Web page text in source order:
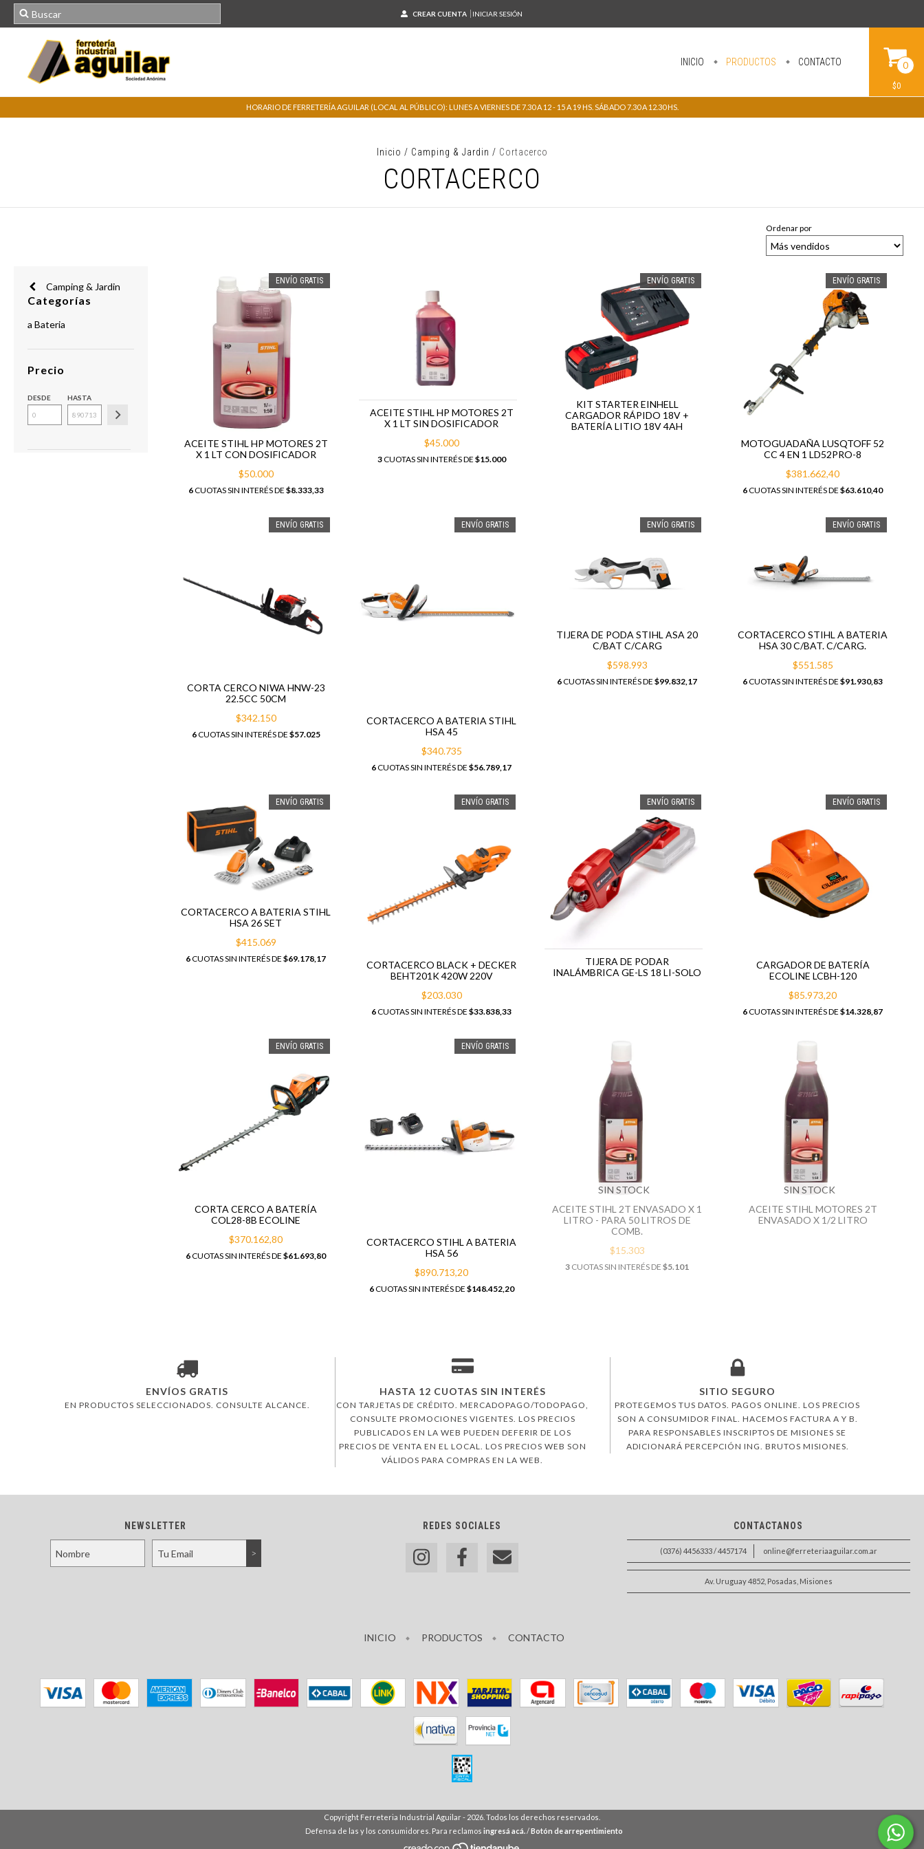
CREAR CUENTA INICIAR SESIÓN
INICIO PRODUCTOS CONTACTO 0
$0
HORARIO DE FERRETERÍA AGUILAR (LOCAL AL PÚBLICO): LUNES A VIERNES DE 7.30 A 12 - 15 A 19 HS. SÁBADO 7.30 A 12.30 HS.
Inicio / Camping & Jardin / Cortacerco
CORTACERCO
Ordenar por
Camping & Jardin
Categorías
a Bateria
Precio
DESDE HASTA
ENVÍO GRATIS
ACEITE STIHL HP MOTORES 2T
X 1 LT CON DOSIFICADOR
$50.000
6CUOTAS SIN INTERÉS DE $8.333,33
ACEITE STIHL HP MOTORES 2T
X 1 LT SIN DOSIFICADOR
$45.000
3CUOTAS SIN INTERÉS DE $15.000
ENVÍO GRATIS
KIT STARTER EINHELL
CARGADOR RÁPIDO 18V +
BATERÍA LITIO 18V 4AH
ENVÍO GRATIS
MOTOGUADAÑA LUSQTOFF 52
CC 4 EN 1 LD52PRO-8
$381.662,40
6CUOTAS SIN INTERÉS DE$63.610,40
ENVÍO GRATIS
CORTA CERCO NIWA HNW-23
22.5CC 50CM
$342.150
6CUOTAS SIN INTERÉS DE $57.025
ENVÍO GRATIS
CORTACERCO A BATERIA STIHL
HSA 45
$340.735
6CUOTAS SIN INTERÉS DE$56.789,17
ENVÍO GRATIS
TIJERA DE PODA STIHL ASA 20
C/BAT C/CARG
$598.993
6CUOTAS SIN INTERÉS DE$99.832,17
ENVÍO GRATIS
CORTACERCO STIHL A BATERIA
HSA 30 C/BAT. C/CARG.
$551.585
6CUOTAS SIN INTERÉS DE$91.930,83
ENVÍO GRATIS
CORTACERCO A BATERIA STIHL
HSA 26 SET
$415.069
6CUOTAS SIN INTERÉS DE$69.178,17
ENVÍO GRATIS
CORTACERCO BLACK + DECKER
BEHT201K 420W 220V
$203.030
6CUOTAS SIN INTERÉS DE$33.838,33
ENVÍO GRATIS
TIJERA DE PODAR
INALÁMBRICA GE-LS 18 LI-SOLO
ENVÍO GRATIS
CARGADOR DE BATERÍA
ECOLINE LCBH-120
$85.973,20
6CUOTAS SIN INTERÉS DE$14.328,87
ENVÍO GRATIS
CORTA CERCO A BATERÍA
COL28-8B ECOLINE
$370.162,80
6CUOTAS SIN INTERÉS DE$61.693,80
ENVÍO GRATIS
CORTACERCO STIHL A BATERIA
HSA 56
$890.713,20
6CUOTAS SIN INTERÉS DE $148.452,20
SIN STOCK
ACEITE STIHL 2T ENVASADO X 1
LITRO - PARA 50 LITROS DE
COMB.
$15.303
3 CUOTAS SIN INTERÉS DE$5.101
SIN STOCK
ACEITE STIHL MOTORES 2T
ENVASADO X 1/2 LITRO
ENVÍOS GRATIS
EN PRODUCTOS SELECCIONADOS. CONSULTE ALCANCE.
HASTA 12 CUOTAS SIN INTERÉS
CON TARJETAS DE CRÉDITO. MERCADOPAGO/TODOPAGO,
CONSULTE PROMOCIONES VIGENTES. LOS PRECIOS
PUBLICADOS EN LA WEB PUEDEN DEFERIR DE LOS
PRECIOS DE VENTA EN EL LOCAL. LOS PRECIOS WEB SON
VÁLIDOS PARA COMPRAS EN LA WEB.
SITIO SEGURO
PROTEGEMOS TUS DATOS. PAGOS ONLINE. LOS PRECIOS
SON A CONSUMIDOR FINAL. HACEMOS FACTURA A Y B.
PARA RESPONSABLES INSCRIPTOS DE MISIONES SE
ADICIONARÁ PERCEPCIÓN ING. BRUTOS MISIONES.
NEWSLETTER REDES SOCIALES CONTACTANOS
(0376) 4456333 / 4457174 online@ferreteriaaguilar.com.ar
Av. Uruguay 4852, Posadas, Misiones
INICIO PRODUCTOS CONTACTO
Copyright Ferreteria Industrial Aguilar - 2026. Todos los derechos reservados.
Defensa de las y los consumidores. Para reclamos ingresá acá./Botón de arrepentimiento